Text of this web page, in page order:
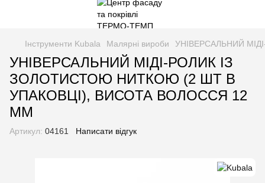
Інструменти Kubala Малярні вироби УНІВЕРСАЛЬНИЙ
УНІВЕРСАЛЬНИЙ МІДІ-РОЛИК ІЗ
ЗОЛОТИСТОЮ НИТКОЮ (2 ШТ В
УПАКОВЦІ), ВИСОТА ВОЛОССЯ 12
ММ
Артикул: 04161 Написати відгук